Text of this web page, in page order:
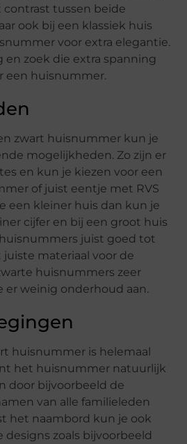
tussen beide
ook bij een klassiek huis
voor extra elegantie.
en zoek die extra spanning
een huisnummer.
zwart huisnummer kun je
mogelijkheden. Zo zijn er
en kun je kiezen voor een
of juist eentje met RVS
een kleiner huis dan kun je
cijfer en bij een groot huis
juist goed tot
materiaal voor de
huisnummers zeer
er weinig onderhoud aan.
huisnummer is helemaal
het huisnummer natuurlijk
door bijvoorbeeld de
van alle familieleden
het naambord kun je ook
designs zoals bijvoorbeeld